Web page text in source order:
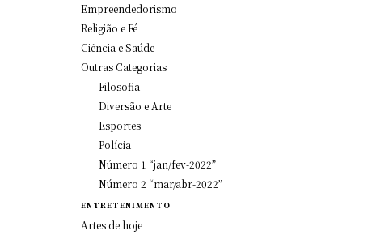
Empreendedorismo
Religião e Fé
Ciência e Saúde
Outras Categorias
Filosofia
Diversão e Arte
Esportes
Polícia
Número 1 “jan/fev-2022”
Número 2 “mar/abr-2022”
ENTRETENIMENTO
Artes de hoje